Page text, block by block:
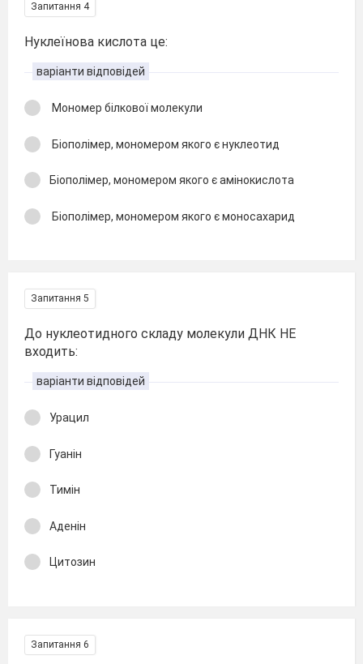
Запитання 4
Нуклеїнова кислота це:
варіанти відповідей
Мономер білкової молекули
Біополімер, мономером якого є нуклеотид
Біополімер, мономером якого є амінокислота
Біополімер, мономером якого є моносахарид
Запитання 5
До нуклеотидного складу молекули ДНК НЕ
входить:
варіанти відповідей
Урацил
Гуанін
Тимін
Аденін
Цитозин
Запитання 6